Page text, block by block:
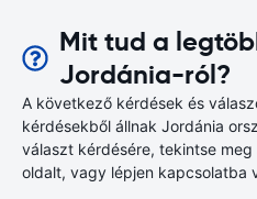
Mit tud a
Jordánia-ról?
A következő kérdések és
kérdésekből állnak Jordánia
választ kérdésére, tekintse
oldalt, vagy lépjen kapcsolatba